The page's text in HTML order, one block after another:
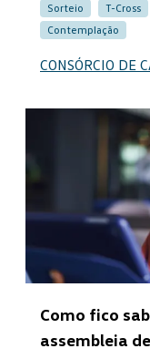
Sorteio
T-Cross
Contemplação
CONSÓRCIO DE
Como fico
assembleia